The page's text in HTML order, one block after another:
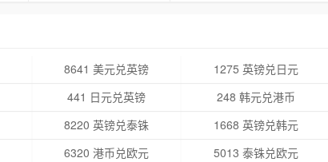
8641 美元兑英镑
1275 英镑兑日元
441 日元兑英镑
248 韩元兑港币
8220 英镑兑泰铢
1668 英镑兑韩元
6320 港币兑欧元
5013 泰铢兑欧元